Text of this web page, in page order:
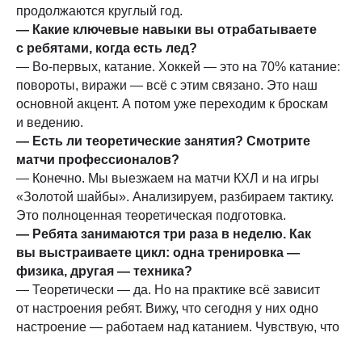
продолжаются круглый год.
— Какие ключевые навыки вы отрабатываете
с ребятами, когда есть лед?
— Во-первых, катание. Хоккей — это на 70% катание:
повороты, виражи — всё с этим связано. Это наш
основной акцент. А потом уже переходим к броскам
и ведению.
— Есть ли теоретические занятия? Смотрите
матчи профессионалов?
— Конечно. Мы выезжаем на матчи КХЛ и на игры
«Золотой шайбы». Анализируем, разбираем тактику.
Это полноценная теоретическая подготовка.
— Ребята занимаются три раза в неделю. Как
вы выстраиваете цикл: одна тренировка —
физика, другая — техника?
— Теоретически — да. Но на практике всё зависит
от настроения ребят. Вижу, что сегодня у них одно
настроение — работаем над катанием. Чувствую, что